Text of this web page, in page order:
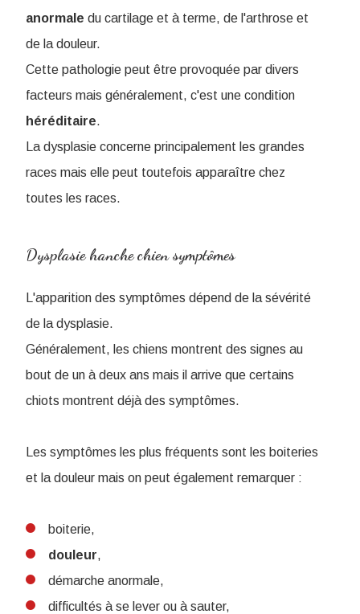
anormale du cartilage et à terme, de l'arthrose et
de la douleur.
Cette pathologie peut être provoquée par divers
facteurs mais généralement, c'est une condition
héréditaire.
La dysplasie concerne principalement les grandes
races mais elle peut toutefois apparaître chez
toutes les races.
Dysplasie hanche chien symptômes
L'apparition des symptômes dépend de la sévérité
de la dysplasie.
Généralement, les chiens montrent des signes au
bout de un à deux ans mais il arrive que certains
chiots montrent déjà des symptômes.
Les symptômes les plus fréquents sont les boiteries
et la douleur mais on peut également remarquer :
boiterie,
douleur,
démarche anormale,
difficultés à se lever ou à sauter,